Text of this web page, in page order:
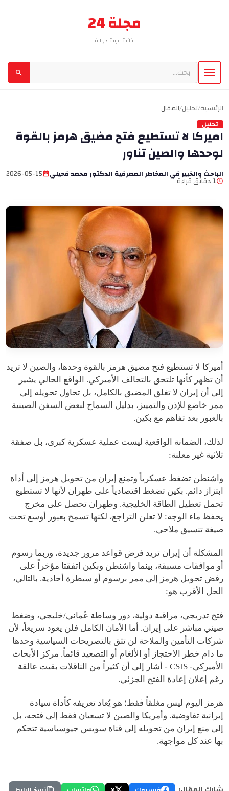
مجلة 24
لبنانية عربية دولية
الرئيسية/تحليل/المقال
تحليل
اميركا لا تستطيع فتح مضيق هرمز بالقوة
لوحدها والصين تناور
الباحث والخبير في المخاطر المصرفية الدكتور محمد فحيلي 2026-05-15
1 دقائق قراءة
أميركا لا تستطيع فتح مضيق هرمز بالقوة وحدها، والصين لا تريد
أن تظهر كأنها تلتحق بالتحالف الأميركي. الواقع الحالي يشير
إلى أن إيران لا تغلق المضيق بالكامل، بل تحاول تحويله إلى
ممر خاضع للإذن والتمييز، بدليل السماح لبعض السفن الصينية
بالعبور بعد تفاهم مع بكين.
لذلك، الضمانة الواقعية ليست عملية عسكرية كبرى، بل صفقة
ثلاثية غير معلنة:
واشنطن تضغط عسكرياً وتمنع إيران من تحويل هرمز إلى أداة
ابتزاز دائم. بكين تضغط اقتصادياً على طهران لأنها لا تستطيع
تحمل تعطيل الطاقة الخليجية. وطهران تحصل على مخرج
يحفظ ماء الوجه: لا تعلن التراجع، لكنها تسمح بعبور أوسع تحت
صيغة تنسيق ملاحي.
المشكلة أن إيران تريد فرض قواعد مرور جديدة، وربما رسوم
أو موافقات مسبقة، بينما واشنطن وبكين اتفقتا مؤخراً على
رفض تحويل هرمز إلى ممر برسوم أو سيطرة أحادية. بالتالي،
الحل الأقرب هو:
فتح تدريجي، مراقبة دولية، دور وساطة عُماني/خليجي، وضغط
صيني مباشر على إيران. أما الأمان الكامل فلن يعود سريعاً، لأن
شركات التأمين والملاحة لن تثق بالتصريحات السياسية وحدها
ما دام خطر الاحتجاز أو الألغام أو التصعيد قائماً. مركز الأبحاث
الأميركي- CSIS - أشار إلى أن كثيراً من الناقلات بقيت عالقة
رغم إعلان إعادة الفتح الجزئي.
هرمز اليوم ليس مغلقاً فقط؛ هو يُعاد تعريفه كأداة سيادة
إيرانية تفاوضية. وأمريكا والصين لا تسعيان فقط إلى فتحه، بل
إلى منع إيران من تحويله إلى قناة سويس جيوسياسية تتحكم
بها عند كل مواجهة.